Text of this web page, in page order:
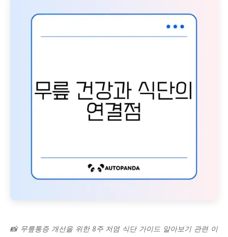
📸 무릎통증 개선을 위한 8주 저염 식단 가이드 알아보기 관련 이